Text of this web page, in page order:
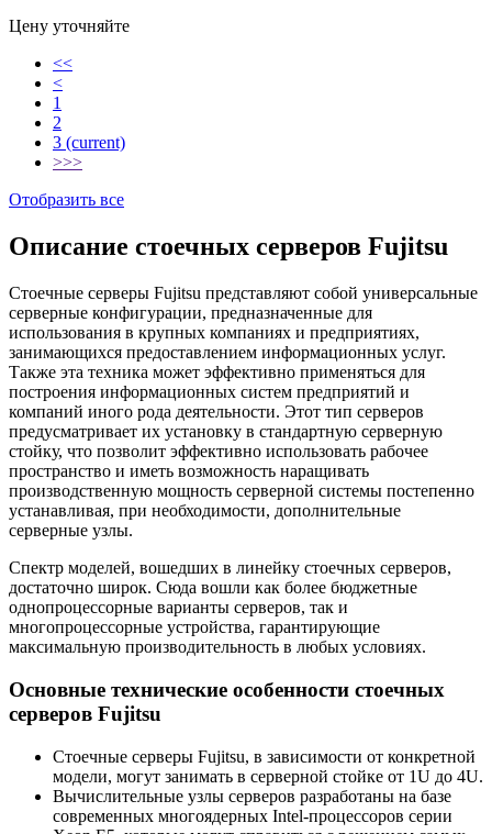
Цену уточняйте
<<
<
1
2
3 (current)
>>>
Отобразить все
Описание стоечных серверов Fujitsu
Стоечные серверы Fujitsu представляют собой универсальные
серверные конфигурации, предназначенные для
использования в крупных компаниях и предприятиях,
занимающихся предоставлением информационных услуг.
Также эта техника может эффективно применяться для
построения информационных систем предприятий и
компаний иного рода деятельности. Этот тип серверов
предусматривает их установку в стандартную серверную
стойку, что позволит эффективно использовать рабочее
пространство и иметь возможность наращивать
производственную мощность серверной системы постепенно
устанавливая, при необходимости, дополнительные
серверные узлы.
Спектр моделей, вошедших в линейку стоечных серверов,
достаточно широк. Сюда вошли как более бюджетные
однопроцессорные варианты серверов, так и
многопроцессорные устройства, гарантирующие
максимальную производительность в любых условиях.
Основные технические особенности стоечных
серверов Fujitsu
Стоечные серверы Fujitsu, в зависимости от конкретной
модели, могут занимать в серверной стойке от 1U до 4U.
Вычислительные узлы серверов разработаны на базе
современных многоядерных Intel-процессоров серии